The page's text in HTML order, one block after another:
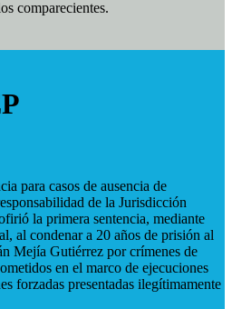
comparecientes.
para casos de ausencia de
de la Jurisdicción
la primera sentencia, mediante
al condenar a 20 años de prisión al
Mejía Gutiérrez por crímenes de
en el marco de ejecuciones
forzadas presentadas ilegítimamente